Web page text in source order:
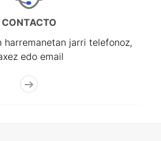
CONTACTO
harremanetan jarri telefonoz,
edo email